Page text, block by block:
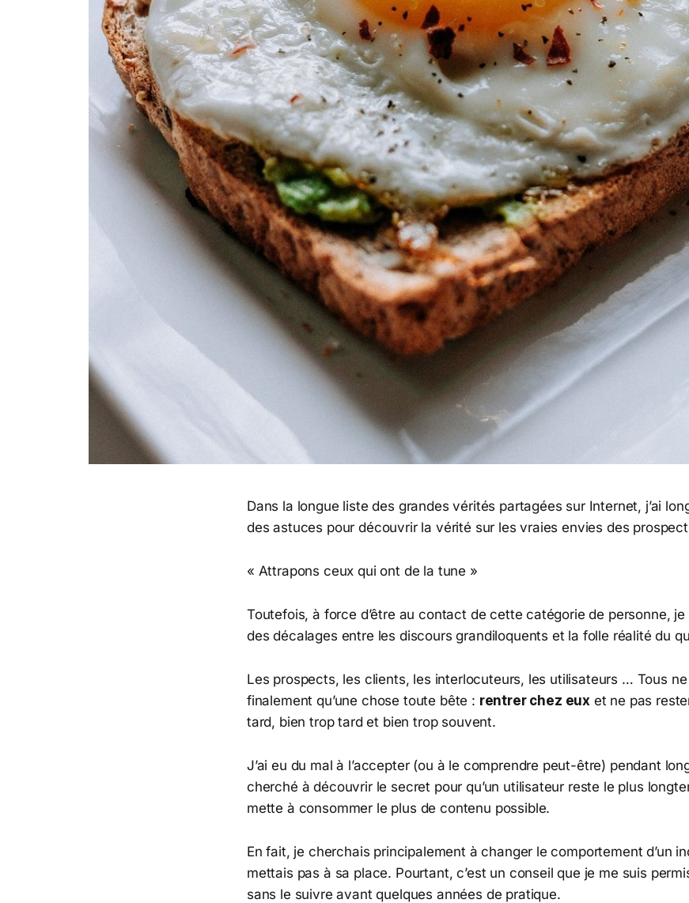
Dans la longue liste des grandes vérités partagées sur Internet, j’ai
des astuces pour découvrir la vérité sur les vraies envies des
« Attrapons ceux qui ont de la tune »
Toutefois, à force d’être au contact de cette catégorie de personne,
des décalages entre les discours grandiloquents et la folle réalité du
Les prospects, les clients, les interlocuteurs, les utilisateurs … Tous
finalement qu’une chose toute bête : rentrer chez eux et ne pas
tard, bien trop tard et bien trop souvent.
J’ai eu du mal à l’accepter (ou à le comprendre peut-être) pendant
cherché à découvrir le secret pour qu’un utilisateur reste le plus
mette à consommer le plus de contenu possible.
En fait, je cherchais principalement à changer le comportement d’un
mettais pas à sa place. Pourtant, c’est un conseil que je me suis
sans le suivre avant quelques années de pratique.